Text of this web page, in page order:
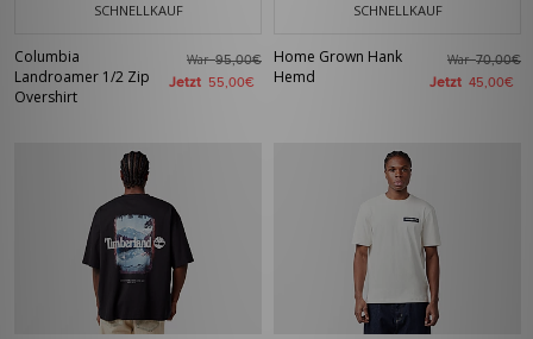
SCHNELLKAUF
Columbia
Landroamer 1/2 Zip
Overshirt
War95,00€
Jetzt 55,00€
SCHNELLKAUF
Home Grown Hank
Hemd
War70,00€
Jetzt 45,00€